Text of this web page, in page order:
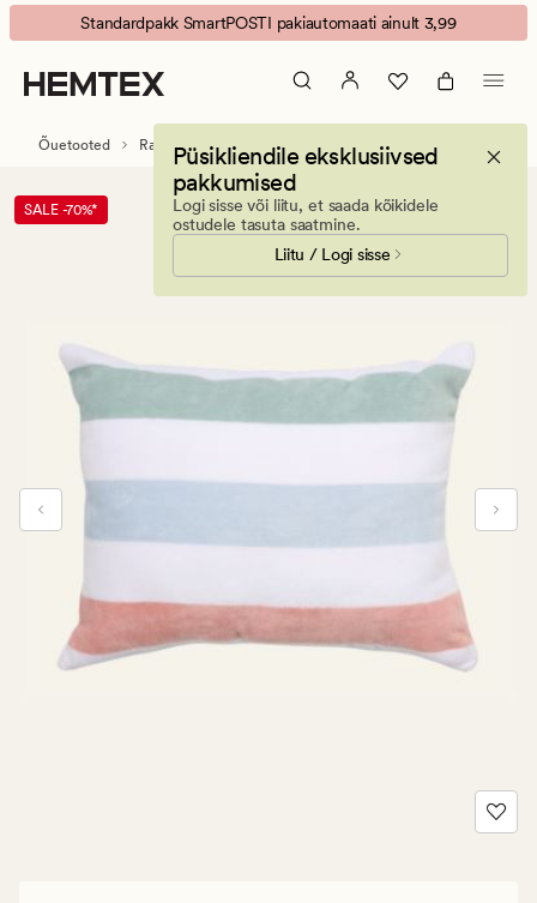
Cabana
Rannapadi
mitmevärviline/roosa
Animated
banner.
Press
ESCAPE
Standardpakk SmartPOSTI pakiautomaati ainult 3,99
Püsikliendile eksklusiivsed
pakkumised
Logi sisse või liitu, et saada kõikidele
ostudele tasuta saatmine.
Liitu / Logi sisse
Õuetooted Rannamadratsid
SALE -70%*